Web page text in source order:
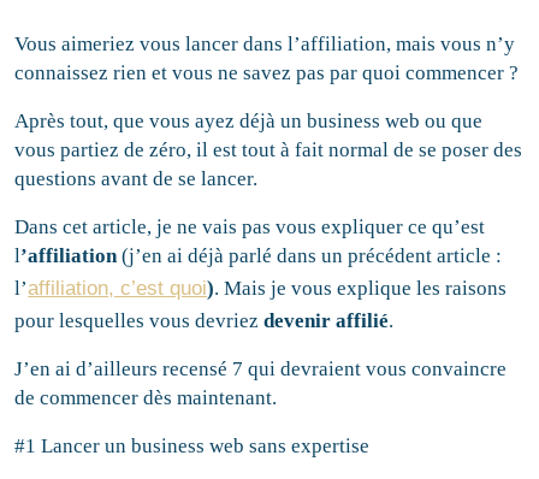
Vous aimeriez vous lancer dans l’affiliation, mais vous n’y
connaissez rien et vous ne savez pas par quoi commencer ?
Après tout, que vous ayez déjà un business web ou que
vous partiez de zéro, il est tout à fait normal de se poser des
questions avant de se lancer.
Dans cet article, je ne vais pas vous expliquer ce qu’est
l’affiliation(j’en ai déjà parlé dans un précédent article :
l’affiliation, c’est quoi). Mais je vous explique les raisons
pour lesquelles vous devriezdevenir affilié.
J’en ai d’ailleurs recensé 7 qui devraient vous convaincre
de commencer dès maintenant.
#1 Lancer un business web sans expertise